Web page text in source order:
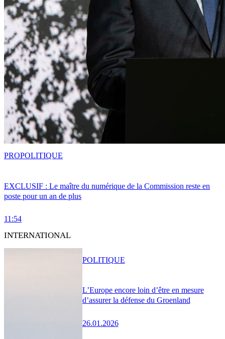
EXCLUSIF : Le maître du numérique de la Commission reste en
poste pour un an de plus
11:54
PROPOLITIQUE
INTERNATIONAL
L’Europe encore loin d’être en mesure
d’assurer la défense du Groenland
26.01.2026
POLITIQUE